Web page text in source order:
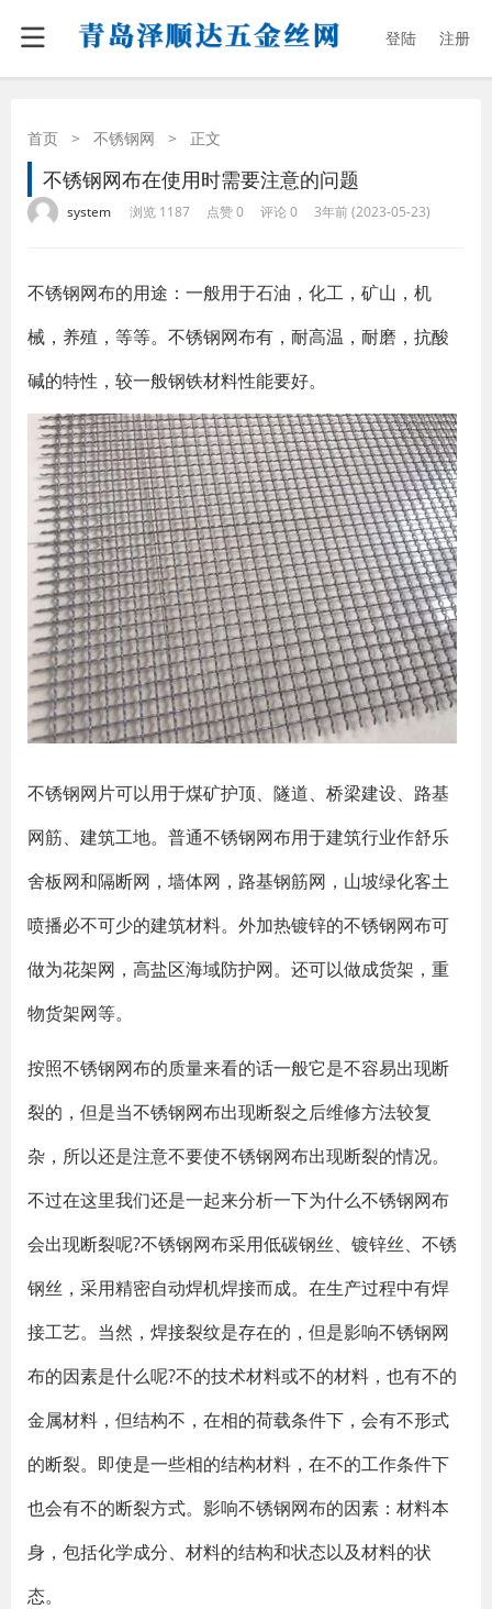
登陆 注册
首页 > 不锈钢网 > 正文
不锈钢网布在使用时需要注意的问题
system 浏览 1187 点赞 0 评论 0 3年前 (2023-05-23)
不锈钢网布的用途：一般用于石油，化工，矿山，机
械，养殖，等等。不锈钢网布有，耐高温，耐磨，抗酸
碱的特性，较一般钢铁材料性能要好。
不锈钢网片可以用于煤矿护顶、隧道、桥梁建设、路基
网筋、建筑工地。普通不锈钢网布用于建筑行业作舒乐
舍板网和隔断网，墙体网，路基钢筋网，山坡绿化客土
喷播必不可少的建筑材料。外加热镀锌的不锈钢网布可
做为花架网，高盐区海域防护网。还可以做成货架，重
物货架网等。
按照不锈钢网布的质量来看的话一般它是不容易出现断
裂的，但是当不锈钢网布出现断裂之后维修方法较复
杂，所以还是注意不要使不锈钢网布出现断裂的情况。
不过在这里我们还是一起来分析一下为什么不锈钢网布
会出现断裂呢?不锈钢网布采用低碳钢丝、镀锌丝、不锈
钢丝，采用精密自动焊机焊接而成。在生产过程中有焊
接工艺。当然，焊接裂纹是存在的，但是影响不锈钢网
布的因素是什么呢?不的技术材料或不的材料，也有不的
金属材料，但结构不，在相的荷载条件下，会有不形式
的断裂。即使是一些相的结构材料，在不的工作条件下
也会有不的断裂方式。影响不锈钢网布的因素：材料本
身，包括化学成分、材料的结构和状态以及材料的状
态。